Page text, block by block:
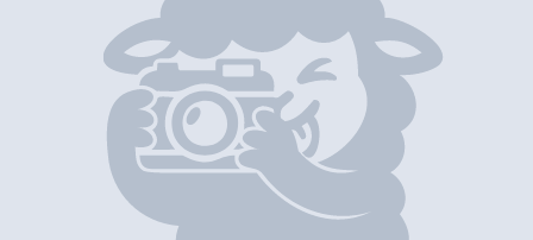
樂好有限公司
LOOK WELL COMPANY LIMITED